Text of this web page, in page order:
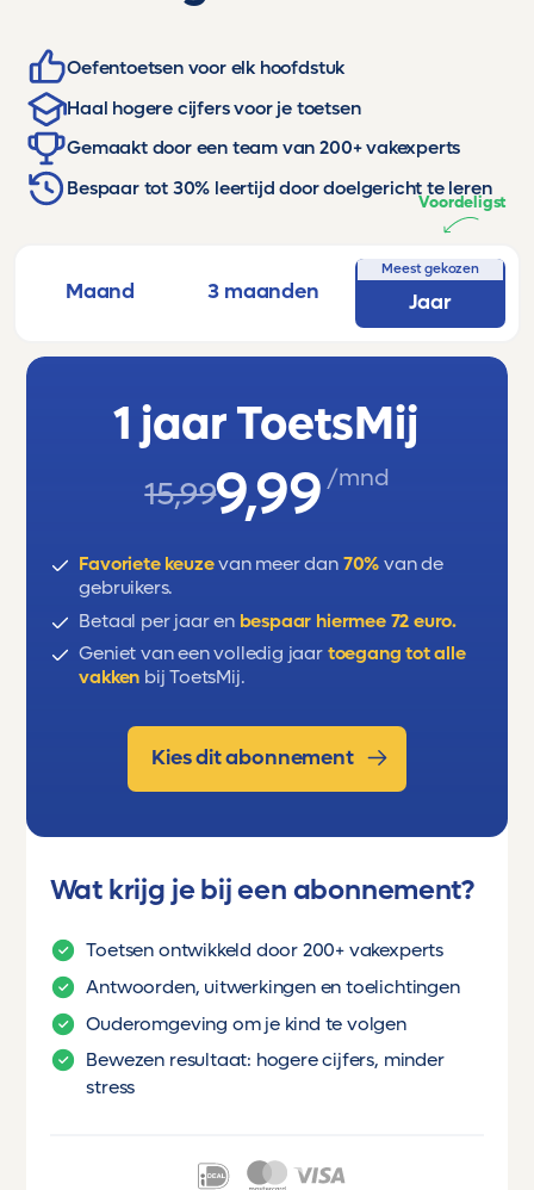
Oefentoetsen voor elk hoofdstuk
Haal hogere cijfers voor je toetsen
Gemaakt door een team van 200+ vakexperts
Bespaar tot 30% leertijd door doelgericht te leren
Maand 3 maanden
Meest gekozen
Jaar
Voordeligst
1 jaar ToetsMij
15,999,99 /mnd
Favoriete keuzevan meer dan 70% van de
gebruikers.
Betaal per jaar en bespaar hiermee 72 euro.
Geniet van een volledig jaar toegang tot alle
vakken bij ToetsMij.
Kies dit abonnement
Wat krijg je bij een abonnement?
Toetsen ontwikkeld door 200+ vakexperts
Antwoorden, uitwerkingen en toelichtingen
Ouderomgeving om je kind te volgen
Bewezen resultaat: hogere cijfers, minder
stress